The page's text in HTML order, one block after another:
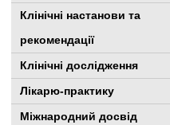
Клінiчні настанови та
рекомендації
Клінічні дослідження
Лікарю-практику
Міжнародний досвід